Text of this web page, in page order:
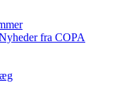
fra COPA